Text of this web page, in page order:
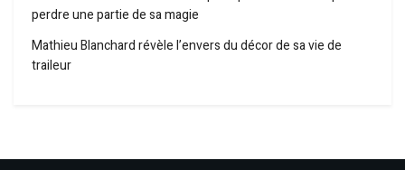
perdre une partie de sa magie
Mathieu Blanchard révèle l’envers du décor de sa vie de
traileur